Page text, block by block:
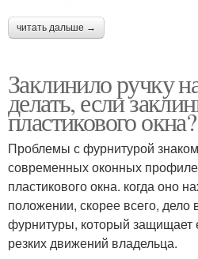
читать дальше →
Заклинило ручку
делать, если
пластикового окна?
Проблемы с фурнитурой
современных оконных
пластикового окна. когда оно
положении, скорее всего, дело
фурнитуры, который защищает
резких движений владельца.